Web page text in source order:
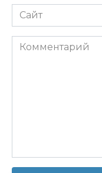
Сайт
Комментарий